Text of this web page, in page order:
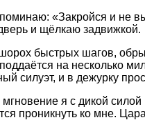
«Закройся и не
и щёлкаю задвижкой.
быстрых шагов,
на несколько
силуэт, и в дежурку
я с дикой силой
проникнуть ко мне.